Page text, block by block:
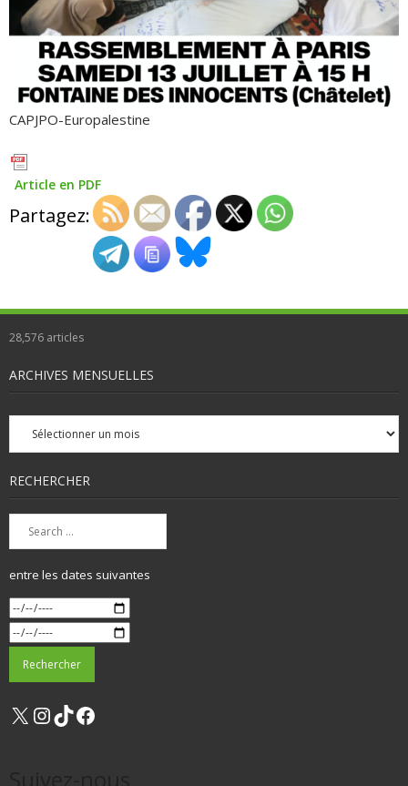
CAPJPO-Europalestine
Article en PDF
Partagez:
28,576 articles
ARCHIVES MENSUELLES
Archives
mensuelles
RECHERCHER
entre les dates suivantes
X Instagram
TikTok